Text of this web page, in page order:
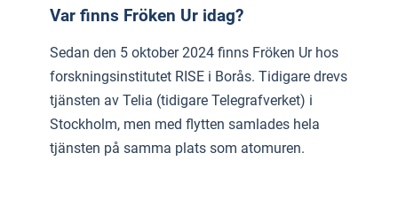
Var finns Fröken Ur idag?
Sedan den 5 oktober 2024 finns Fröken Ur hos
forskningsinstitutet RISE i Borås. Tidigare drevs
tjänsten av Telia (tidigare Telegrafverket) i
Stockholm, men med flytten samlades hela
tjänsten på samma plats som atomuren.